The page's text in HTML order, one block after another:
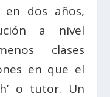
en dos años,
a nivel
clases
en que el
o tutor. Un